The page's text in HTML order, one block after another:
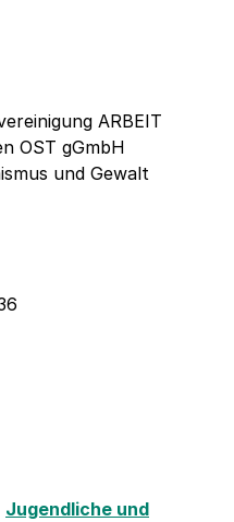
ARBEIT
OST gGmbH
und Gewalt
Jugendliche und